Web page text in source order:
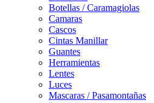
Botellas / Caramagiolas
Camaras
Cascos
Cintas Manillar
Guantes
Herramientas
Lentes
Luces
Mascaras / Pasamontañas